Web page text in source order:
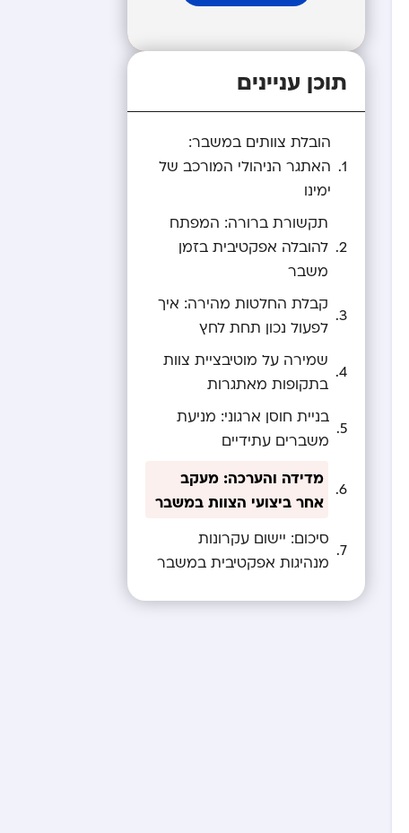
תוכן עניינים
הובלת צוותים במשבר:
האתגר הניהולי המורכב של
ימינו
תקשורת ברורה: המפתח
להובלה אפקטיבית בזמן
משבר
קבלת החלטות מהירה: איך
לפעול נכון תחת לחץ
שמירה על מוטיבציית צוות
בתקופות מאתגרות
בניית חוסן ארגוני: מניעת
משברים עתידיים
מדידה והערכה: מעקב
אחר ביצועי הצוות במשבר
סיכום: יישום עקרונות
מנהיגות אפקטיבית במשבר